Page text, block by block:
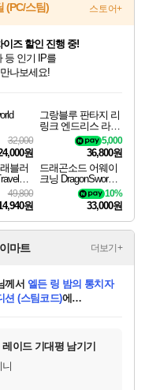
(PC/스팀) 스토어+
할인가를 만나보세요!
과 함께 만나보세요!
추가 적립까지!
트 혜택까지!
혜택까지!
가와 함께 예약하세요!
버혜택으로 만나보세요!
혜택과 만나보세요!
모션으로 만나보세요!
이즈 할인 진행 중!
등 인기 IP를
나보세요!
상시 할인!
약 판매 중
전하세요
32,000
원
그랑블루 판타지 리
링크 엔드리스 라그
나로크 업그레이드
킷 Granblue Fantasy
Relink Endless Ragn
arok Upgrade Kit DL
C
5,000
36,800원
블러
I
49,800
원
드래곤소드 어웨이
크닝 DragonSword A
10%
33,000원
마트 더보기+
니다.
니다.
니다.
께서 엘든 링 밤의 통치자
션 (스팀코드)에
니다.
니다.
니다.
코드)를 교환.
니다.
이드 기대평 남기기
니